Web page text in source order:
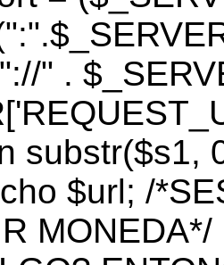
" .
substr($s1,
$url; /